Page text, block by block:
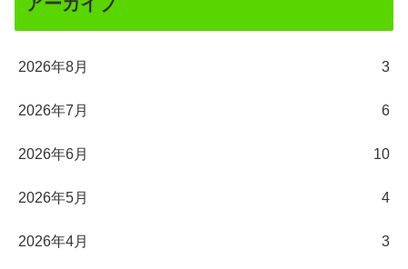
2026年8月 3
2026年7月 6
2026年6月 10
2026年5月 4
2026年4月 3